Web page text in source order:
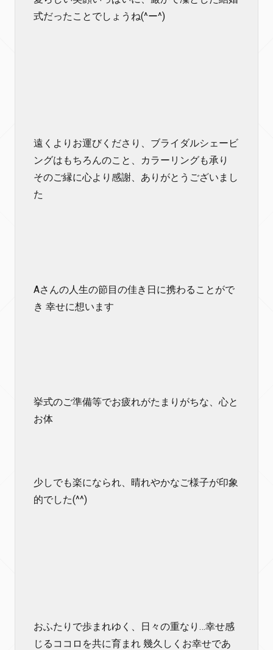
式だったことでしょうね(^ー^)
遠くよりお運びくださり、ブライダルシェービ
ングはもちろんのこと、カラーリングも承り
そのご縁に心より感謝、ありがとうございまし
た
Aさんの人生の節目の佳き日に携わることがで
き 幸せに想います
挙式のご準備等でお疲れがたまりがちな、心と
お体
少しでも楽になられ、晴れやかなご様子が印象
的でした(^^)
おふたりで歩まれゆく、日々の重なり…幸せ感
じるココロを共に育まれ 幾久しくお幸せであ